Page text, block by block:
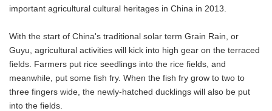
important agricultural cultural heritages in China in 2013.
With the start of China's traditional solar term Grain Rain, or
Guyu, agricultural activities will kick into high gear on the terraced
fields. Farmers put rice seedlings into the rice fields, and
meanwhile, put some fish fry. When the fish fry grow to two to
three fingers wide, the newly-hatched ducklings will also be put
into the fields.